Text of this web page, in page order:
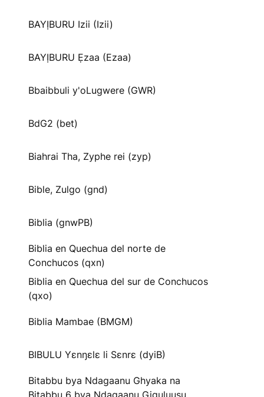
BAYỊBURU Izii (Izii)
BAYỊBURU Ẹzaa (Ezaa)
Bbaibbuli y'oLugwere (GWR)
BdG2 (bet)
Biahrai Tha, Zyphe rei (zyp)
Bible, Zulgo (gnd)
Biblia (gnwPB)
Biblia en Quechua del norte de
Conchucos (qxn)
Biblia en Quechua del sur de Conchucos
(qxo)
Biblia Mambae (BMGM)
BIBULU Yɛnŋɛlɛ li Sɛnrɛ (dyiB)
Bitabbu bya Ndagaanu Ghyaka na
Bitabbu 6 bya Ndagaanu Gi̱gu̱lu̱u̱su̱